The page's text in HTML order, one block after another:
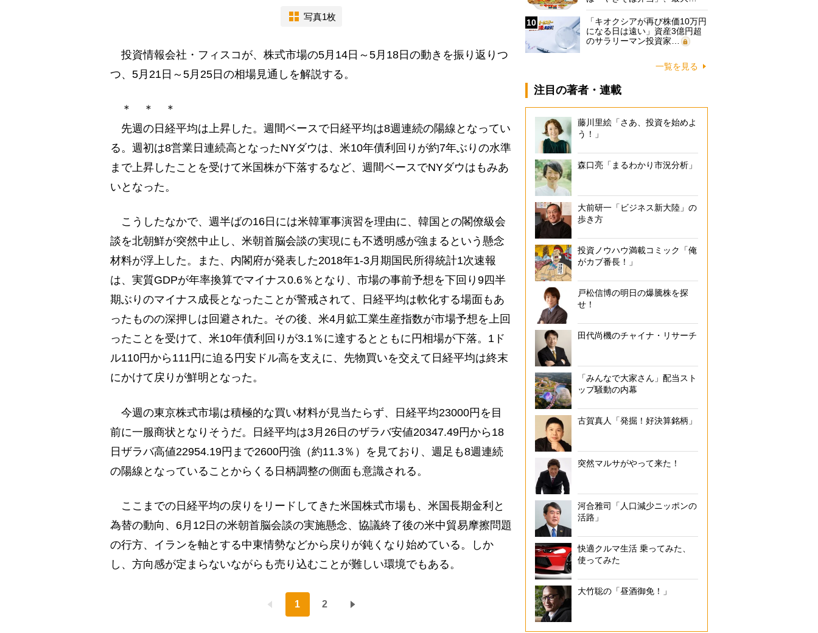
写真1枚
投資情報会社・フィスコが、株式市場の5月14日～5月18日の動きを振り返りつ
つ、5月21日～5月25日の相場見通しを解説する。
＊ ＊ ＊
先週の日経平均は上昇した。週間ベースで日経平均は8週連続の陽線となってい
る。週初は8営業日連続高となったNYダウは、米10年債利回りが約7年ぶりの水準
まで上昇したことを受けて米国株が下落するなど、週間ベースでNYダウはもみあ
いとなった。
こうしたなかで、週半ばの16日には米韓軍事演習を理由に、韓国との閣僚級会
談を北朝鮮が突然中止し、米朝首脳会談の実現にも不透明感が強まるという懸念
材料が浮上した。また、内閣府が発表した2018年1-3月期国民所得統計1次速報
は、実質GDPが年率換算でマイナス0.6％となり、市場の事前予想を下回り9四半
期ぶりのマイナス成長となったことが警戒されて、日経平均は軟化する場面もあ
ったものの深押しは回避された。その後、米4月鉱工業生産指数が市場予想を上回
ったことを受けて、米10年債利回りが3.1％に達するとともに円相場が下落。1ド
ル110円から111円に迫る円安ドル高を支えに、先物買いを交えて日経平均は終末
にかけて戻りが鮮明となった。
今週の東京株式市場は積極的な買い材料が見当たらず、日経平均23000円を目
前に一服商状となりそうだ。日経平均は3月26日のザラバ安値20347.49円から18
日ザラバ高値22954.19円まで2600円強（約11.3％）を見ており、週足も8週連続
の陽線となっていることからくる日柄調整の側面も意識される。
ここまでの日経平均の戻りをリードしてきた米国株式市場も、米国長期金利と
為替の動向、6月12日の米朝首脳会談の実施懸念、協議終了後の米中貿易摩擦問題
の行方、イランを軸とする中東情勢などから戻りが鈍くなり始めている。しか
し、方向感が定まらないながらも売り込むことが難しい環境でもある。
1 2
10
「キオクシアが再び株価10万円
になる日は遠い」資産3億円超
のサラリーマン投資家…
一覧を見る
注目の著者・連載
藤川里絵「さあ、投資を始めよ
う！」
森口亮「まるわかり市況分析」
大前研一「ビジネス新大陸」の
歩き方
投資ノウハウ満載コミック「俺
がカブ番長！」
戸松信博の明日の爆騰株を探
せ！
田代尚機のチャイナ・リサーチ
「みんなで大家さん」配当スト
ップ騒動の内幕
古賀真人「発掘！好決算銘柄」
突然マルサがやって来た！
河合雅司「人口減少ニッポンの
活路」
快適クルマ生活 乗ってみた、
使ってみた
大竹聡の「昼酒御免！」